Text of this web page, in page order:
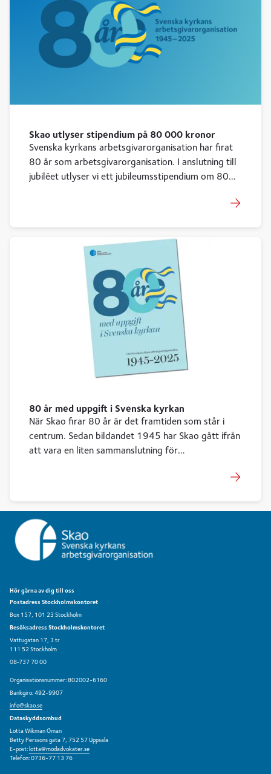
Skao utlyser stipendium på 80 000 kronor
Svenska kyrkans arbetsgivarorganisation har firat
80 år som arbetsgivarorganisation. I anslutning till
jubiléet utlyser vi ett jubileumsstipendium om 80
80 år med uppgift i Svenska kyrkan
När Skao firar 80 år är det framtiden som står i
centrum. Sedan bildandet 1945 har Skao gått ifrån
att vara en liten sammanslutning för
arbetsgivarorganisation som företräder över 600
Denna jubileumsskrift tar dig med på den 80 år
långa utvecklingsresan via några särskilt viktiga
nedslag, med efterord av vd Birgitta Ödmark.
Hör gärna av dig till oss
Postadress Stockholmskontoret
Box 157, 101 23 Stockholm
Besöksadress Stockholmskontoret
Vattugatan 17, 3 tr
111 52 Stockholm
08‑737 70 00
Organisationsnummer: 802002-6160
Bankgiro: 492-9907
info@skao.se
Dataskyddsombud
Lotta Wikman Öman
Betty Perssons gata 7, 752 57 Uppsala
E-post:lotta@modadvokater.se
Telefon: 0736-77 13 76